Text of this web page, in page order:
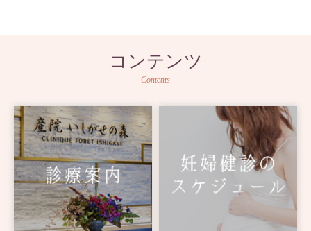
コンテンツ
Contents